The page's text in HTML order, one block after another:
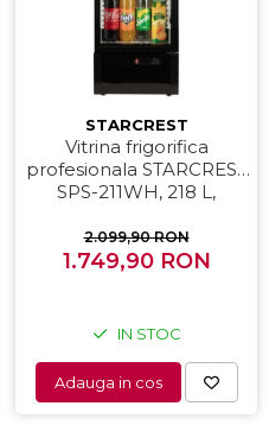
STARCREST
Vitrina frigorifica
profesionala STARCREST
SPS-211WH, 218 L,
Iluminare LED, H 141 cm,
Negru
2.099,90 RON
1.749,90 RON
IN STOC
Adauga in cos